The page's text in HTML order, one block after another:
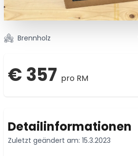
Brennholz
€ 357 pro RM
Detailinformationen
Zuletzt geändert am: 15.3.2023